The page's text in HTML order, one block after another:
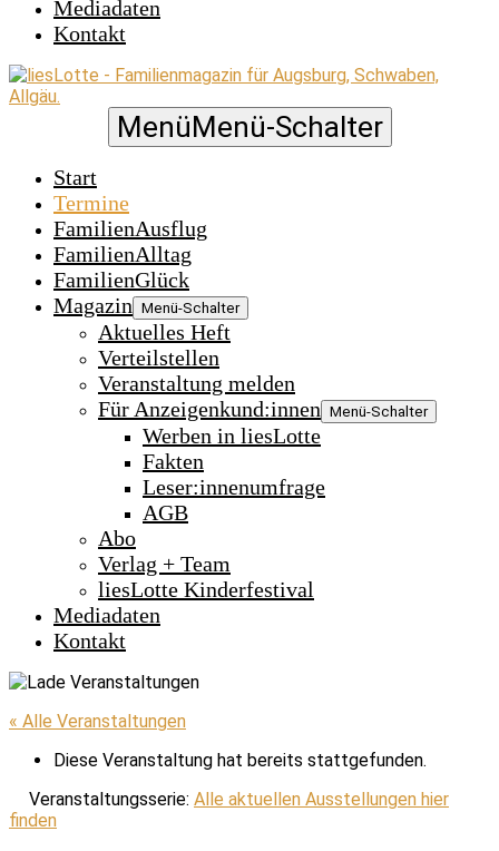
Mediadaten
Kontakt
MenüMenü-Schalter
Start
Termine
FamilienAusflug
FamilienAlltag
FamilienGlück
Magazin Menü-Schalter
Aktuelles Heft
Verteilstellen
Veranstaltung melden
Für Anzeigenkund:innen Menü-Schalter
Werben in liesLotte
Fakten
Leser:innenumfrage
AGB
Abo
Verlag + Team
liesLotte Kinderfestival
Mediadaten
Kontakt
« Alle Veranstaltungen
Diese Veranstaltung hat bereits stattgefunden.
Veranstaltungsserie: Alle aktuellen Ausstellungen hier
finden